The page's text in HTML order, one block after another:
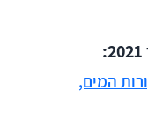
המים,